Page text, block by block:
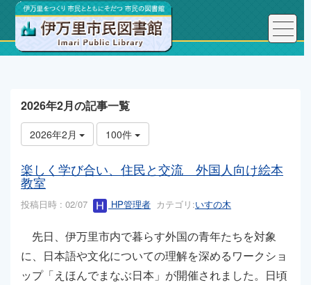
トップページ こんにちは、図書館長です！
2026年2月の記事一覧
2026年2月 100件
楽しく学び合い、住民と交流 外国人向け絵本
教室
投稿日時 : 02/07 HP管理者 カテゴリ:いすの木
先日、伊万里市内で暮らす外国の青年たちを対象
に、日本語や文化についての理解を深めるワークショ
ップ「えほんでまなぶ日本」が開催されました。日頃